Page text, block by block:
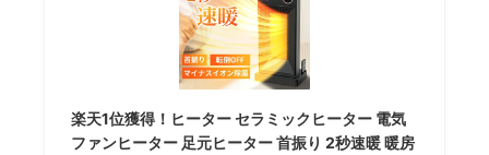
楽天1位獲得！ヒーター セラミックヒーター 電気
ファンヒーター 足元ヒーター 首振り 2秒速暖 暖房